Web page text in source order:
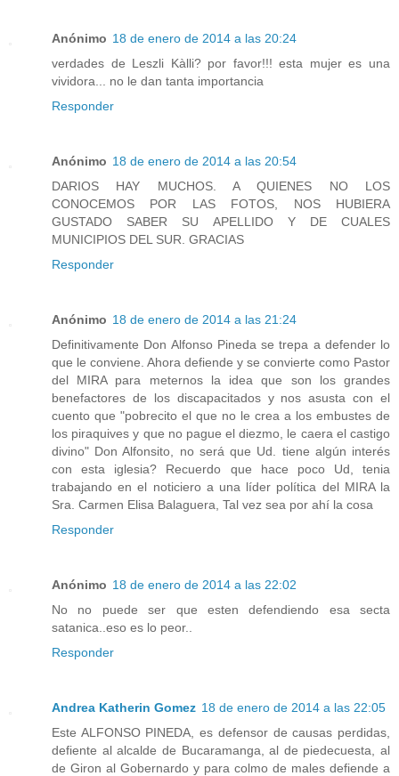
Anónimo 18 de enero de 2014 a las 20:24
verdades de Leszli Kàlli? por favor!!! esta mujer es una
vividora... no le dan tanta importancia
Responder
Anónimo 18 de enero de 2014 a las 20:54
DARIOS HAY MUCHOS. A QUIENES NO LOS
CONOCEMOS POR LAS FOTOS, NOS HUBIERA
GUSTADO SABER SU APELLIDO Y DE CUALES
MUNICIPIOS DEL SUR. GRACIAS
Responder
Anónimo 18 de enero de 2014 a las 21:24
Definitivamente Don Alfonso Pineda se trepa a defender lo
que le conviene. Ahora defiende y se convierte como Pastor
del MIRA para meternos la idea que son los grandes
benefactores de los discapacitados y nos asusta con el
cuento que "pobrecito el que no le crea a los embustes de
los piraquives y que no pague el diezmo, le caera el castigo
divino" Don Alfonsito, no será que Ud. tiene algún interés
con esta iglesia? Recuerdo que hace poco Ud, tenia
trabajando en el noticiero a una líder política del MIRA la
Sra. Carmen Elisa Balaguera, Tal vez sea por ahí la cosa
Responder
Anónimo 18 de enero de 2014 a las 22:02
No no puede ser que esten defendiendo esa secta
satanica..eso es lo peor..
Responder
Andrea Katherin Gomez 18 de enero de 2014 a las 22:05
Este ALFONSO PINEDA, es defensor de causas perdidas,
defiente al alcalde de Bucaramanga, al de piedecuesta, al
de Giron al Gobernardo y para colmo de males defiende a